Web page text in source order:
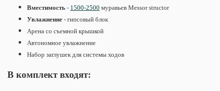
Вместимость - 1500-2500 муравьев Messor structor
Увлажнение - гипсовый блок
Арена со съемной крышкой
Автономное увлажнение
Набор заглушек для системы ходов
В комплект входят: